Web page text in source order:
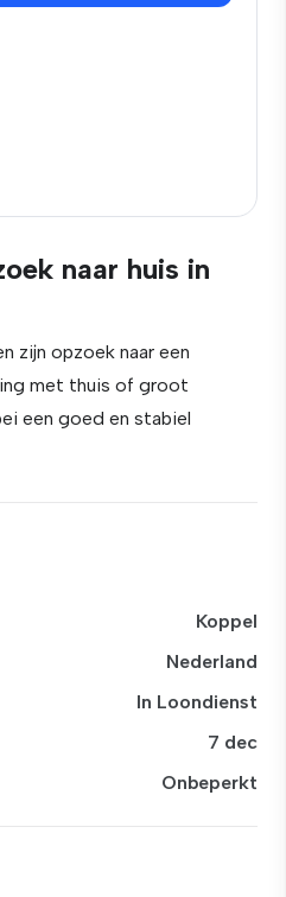
naar huis in
zijn opzoek naar een
met thuis of groot
een goed en stabiel
Koppel
Nederland
In Loondienst
7 dec
Onbeperkt